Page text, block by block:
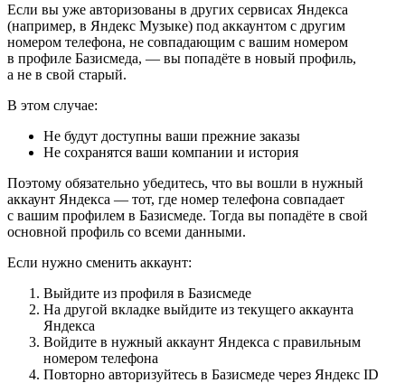
Если вы уже авторизованы в других сервисах Яндекса
(например, в Яндекс Музыке) под аккаунтом с другим
номером телефона, не совпадающим с вашим номером
в профиле Базисмеда, — вы попадёте в новый профиль,
а не в свой старый.
В этом случае:
Не будут доступны ваши прежние заказы
Не сохранятся ваши компании и история
Поэтому обязательно убедитесь, что вы вошли в нужный
аккаунт Яндекса — тот, где номер телефона совпадает
с вашим профилем в Базисмеде. Тогда вы попадёте в свой
основной профиль со всеми данными.
Если нужно сменить аккаунт:
Выйдите из профиля в Базисмеде
На другой вкладке выйдите из текущего аккаунта
Яндекса
Войдите в нужный аккаунт Яндекса с правильным
номером телефона
Повторно авторизуйтесь в Базисмеде через Яндекс ID